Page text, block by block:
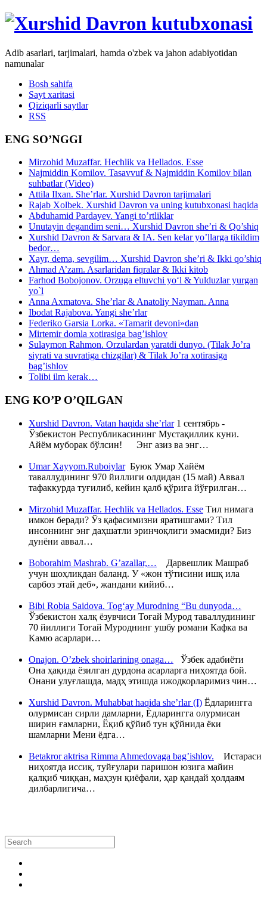
Adib asarlari, tarjimalari, hamda o'zbek va jahon adabiyotidan
namunalar
Bosh sahifa
Sayt xaritasi
Qiziqarli saytlar
RSS
ENG SO’NGGI
Mirzohid Muzaffar. Hechlik va Hellados. Esse
Najmiddin Komilov. Tasavvuf & Najmiddin Komilov bilan
suhbatlar (Video)
Attila Ilxan. She’rlar. Xurshid Davron tarjimalari
Rajab Xolbek. Xurshid Davron va uning kutubxonasi haqida
Abduhamid Pardayev. Yangi to’rtliklar
Unutayin degandim seni… Xurshid Davron she’ri & Qo’shiq
Xurshid Davron & Sarvara & IA. Sen kelar yo’llarga tikildim
bedor…
Xayr, dema, sevgilim… Xurshid Davron she’ri & Ikki qo’shiq
Ahmad A’zam. Asarlaridan fiqralar & Ikki kitob
Farhod Bobojonov. Orzuga eltuvchi yo‘l & Yulduzlar yurgan
yo`l
Anna Axmatova. She’rlar & Anatoliy Nayman. Anna
Ibodat Rajabova. Yangi she’rlar
Federiko Garsia Lorka. «Tamarit devoni»dan
Mirtemir domla xotirasiga bag’ishlov
Sulaymon Rahmon. Orzulardan yaratdi dunyo. (Tilak Jo’ra
siyrati va suvratiga chizgilar) & Tilak Jo’ra xotirasiga
bag’ishlov
Tolibi ilm kerak…
ENG KO’P O’QILGAN
Xurshid Davron. Vatan haqida she’rlar1 сентябрь -
Ўзбекистон Республикасининг Мустақиллик куни.
Айём муборак бўлсин! Энг азиз ва энг…
Umar Xayyom.RuboiylarБуюк Умар Хайём
таваллудининг 970 йиллиги олдидан (15 май) Аввал
тафаккурда туғилиб, кейин қалб қўрига йўғрилган…
Mirzohid Muzaffar. Hechlik va Hellados. Esse Тил нимага
имкон беради? Ўз қафасимизни яратишгами? Тил
инсоннинг энг даҳшатли эринчоқлиги эмасмиди? Биз
дунёни аввал…
Boborahim Mashrab. G’azallar,… Дарвешлик Машраб
учун шоҳликдан баланд. У «жон тўтисини ишқ ила
сарбоз этай деб», жандани кийиб…
Bibi Robia Saidova. Tog‘ay Murodning “Bu dunyoda…
Ўзбекистон халқ ёзувчиси Тоғай Мурод таваллудининг
70 йиллиги Тоғай Муроднинг ушбу романи Кафка ва
Камю асарлари…
Onajon. O’zbek shoirlarining onaga… Ўзбек адабиёти
Она ҳақида ёзилган дурдона асарларга ниҳоятда бой.
Онани улуғлашда, мадҳ этишда ижодкорларимиз чин…
Xurshid Davron. Muhabbat haqida she’rlar (I) Ёдларингга
олурмисан сирли дамларни, Ёдларингга олурмисан
ширин ғамларни, Ёқиб қўйиб тун қўйнида ёки
шамларни Мени ёдга…
Betakror aktrisa Rimma Ahmedovaga bag’ishlov. Истараси
ниҳоятда иссиқ, туйғулари паришон юзига майин
қалқиб чиққан, маҳзун қиёфали, ҳар қандай ҳолдаям
дилбарлигича…